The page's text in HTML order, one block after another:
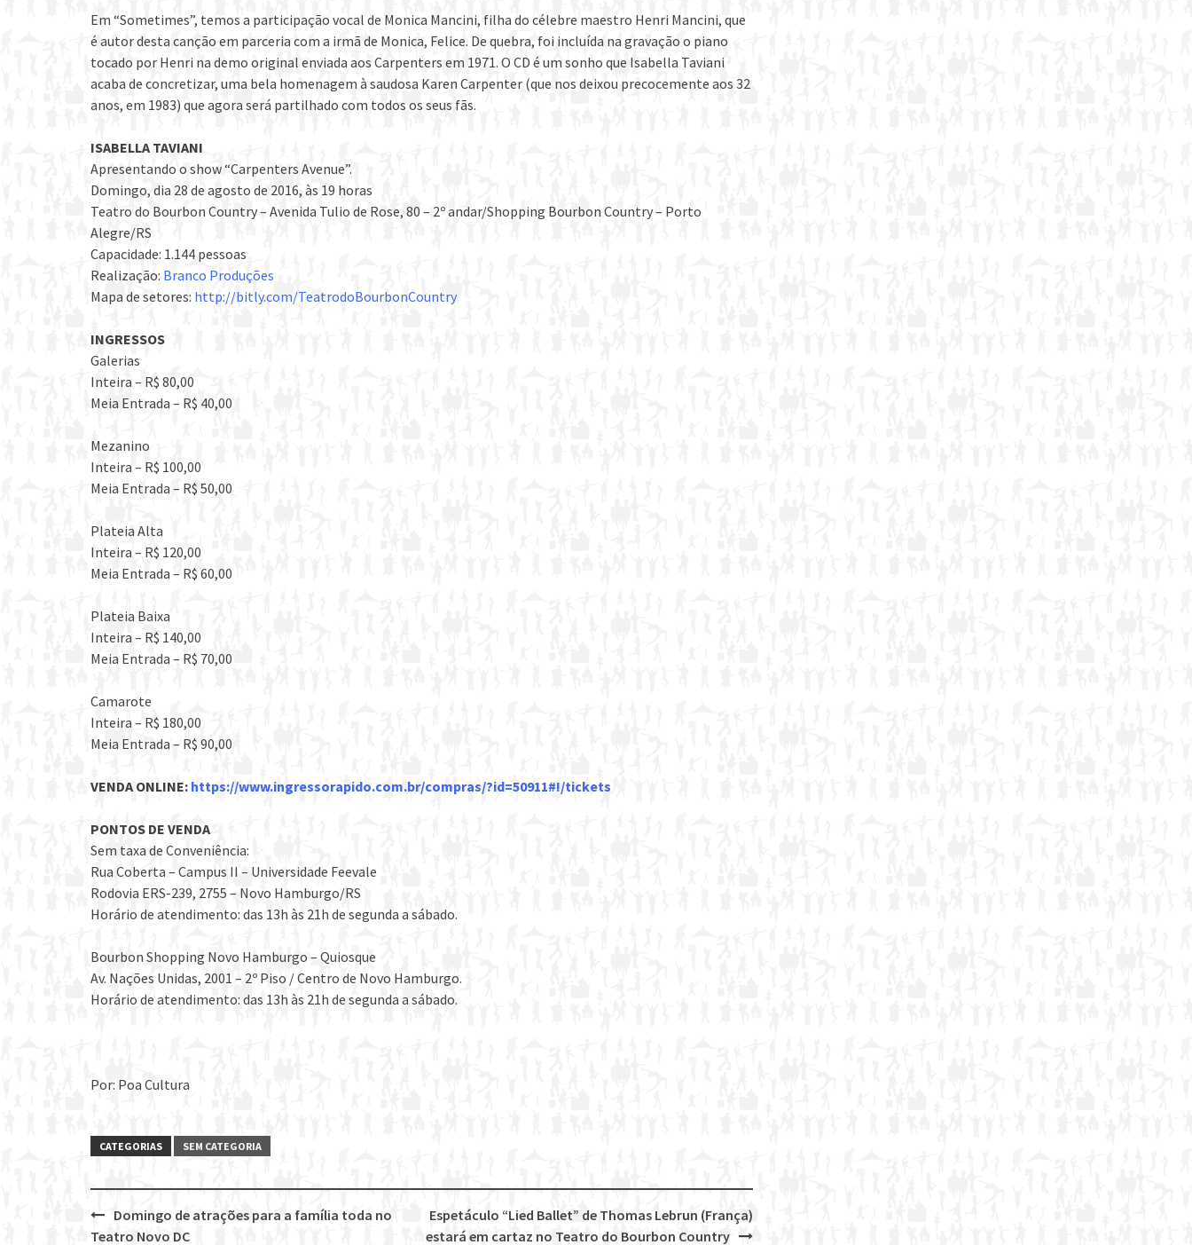
Em “Sometimes”, temos a participação vocal de Monica Mancini, filha do célebre maestro Henri Mancini, que
é autor desta canção em parceria com a irmã de Monica, Felice. De quebra, foi incluída na gravação o piano
tocado por Henri na demo original enviada aos Carpenters em 1971. O CD é um sonho que Isabella Taviani
acaba de concretizar, uma bela homenagem à saudosa Karen Carpenter (que nos deixou precocemente aos 32
anos, em 1983) que agora será partilhado com todos os seus fãs.
ISABELLA TAVIANI
Apresentando o show “Carpenters Avenue”.
Domingo, dia 28 de agosto de 2016, às 19 horas
Teatro do Bourbon Country – Avenida Tulio de Rose, 80 – 2º andar/Shopping Bourbon Country – Porto
Alegre/RS
Capacidade: 1.144 pessoas
Realização: Branco Produções
Mapa de setores: http://bitly.com/TeatrodoBourbonCountry
INGRESSOS
Galerias
Inteira – R$ 80,00
Meia Entrada – R$ 40,00
Mezanino
Inteira – R$ 100,00
Meia Entrada – R$ 50,00
Plateia Alta
Inteira – R$ 120,00
Meia Entrada – R$ 60,00
Plateia Baixa
Inteira – R$ 140,00
Meia Entrada – R$ 70,00
Camarote
Inteira – R$ 180,00
Meia Entrada – R$ 90,00
VENDA ONLINE: https://www.ingressorapido.com.br/compras/?id=50911#!/tickets
PONTOS DE VENDA
Sem taxa de Conveniência:
Rua Coberta – Campus II – Universidade Feevale
Rodovia ERS-239, 2755 – Novo Hamburgo/RS
Horário de atendimento: das 13h às 21h de segunda a sábado.
Bourbon Shopping Novo Hamburgo – Quiosque
Av. Nações Unidas, 2001 – 2º Piso / Centro de Novo Hamburgo.
Horário de atendimento: das 13h às 21h de segunda a sábado.
Por: Poa Cultura
CATEGORIAS SEM CATEGORIA
Post
Espetáculo “Lied Ballet” de Thomas Lebrun (França)
estará em cartaz no Teatro do Bourbon Country
Domingo de atrações para a família toda no
Teatro Novo DC